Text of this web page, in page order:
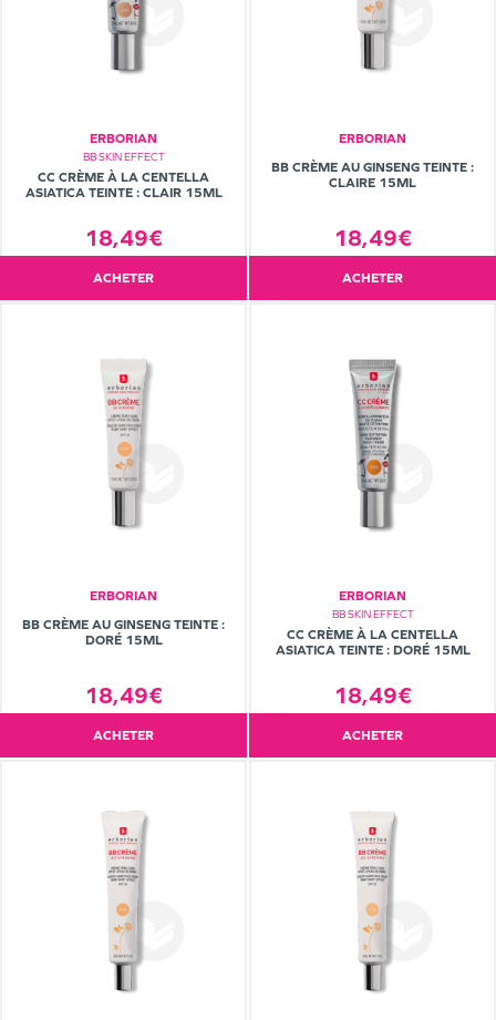
ERBORIAN
BB SKIN EFFECT
CC CRÈME À LA CENTELLA
ASIATICA TEINTE : CLAIR 15ML
18,49€
ACHETER
ERBORIAN
BB CRÈME AU GINSENG TEINTE :
CLAIRE 15ML
18,49€
ACHETER
ERBORIAN
BB CRÈME AU GINSENG TEINTE :
DORÉ 15ML
18,49€
ACHETER
ERBORIAN
BB SKIN EFFECT
CC CRÈME À LA CENTELLA
ASIATICA TEINTE : DORÉ 15ML
18,49€
ACHETER